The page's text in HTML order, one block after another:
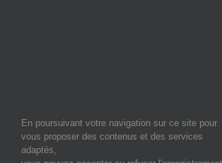
En savoir plus sur notre site principal:
et consulter notre site sur la micro-brasserie
FOURAGE-CTI - Tournebride - BP37 - F-44690 LA
En poursuivant votre navigation sur ce site pour
vous proposer des contenus et des services
adaptés,